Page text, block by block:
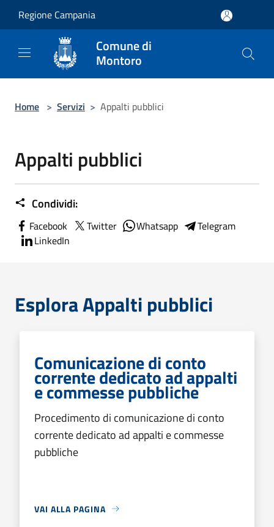
Regione Campania
Comune di
Montoro
Home > Servizi > Appalti pubblici
Appalti pubblici
Condividi:
Facebook Twitter Whatsapp
Telegram
LinkedIn
Esplora Appalti pubblici
Comunicazione di conto
corrente dedicato ad appalti
e commesse pubbliche
Procedimento di comunicazione di conto
corrente dedicato ad appalti e commesse
pubbliche
VAI ALLA PAGINA